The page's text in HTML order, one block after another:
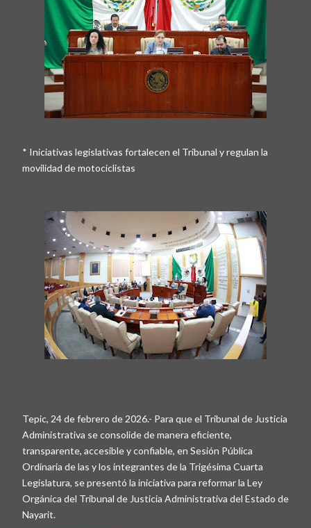
* Iniciativas legislativas fortalecen el Tribunal y regulan la
movilidad de motociclistas
Tepic, 24 de febrero de 2026.- Para que el Tribunal de Justicia
Administrativa se consolide de manera eficiente,
transparente, accesible y confiable, en Sesión Pública
Ordinaria de las y los integrantes de la Trigésima Cuarta
Legislatura, se presentó la iniciativa para reformar la Ley
Orgánica del Tribunal de Justicia Administrativa del Estado de
Nayarit.